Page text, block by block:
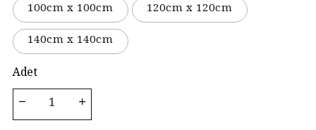
100cm x 100cm
120cm x 120cm
140cm x 140cm
Adet